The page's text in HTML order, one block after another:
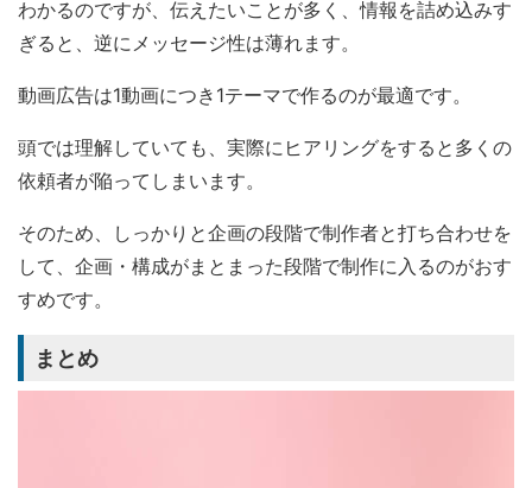
わかるのですが、伝えたいことが多く、情報を詰め込みす
ぎると、逆にメッセージ性は薄れます。
動画広告は1動画につき1テーマで作るのが最適です。
頭では理解していても、実際にヒアリングをすると多くの
依頼者が陥ってしまいます。
そのため、しっかりと企画の段階で制作者と打ち合わせを
して、企画・構成がまとまった段階で制作に入るのがおす
すめです。
まとめ